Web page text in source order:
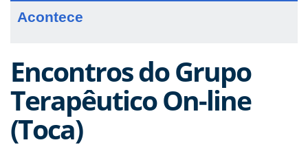
Acontece
Encontros do Grupo
Terapêutico On-line
(Toca)